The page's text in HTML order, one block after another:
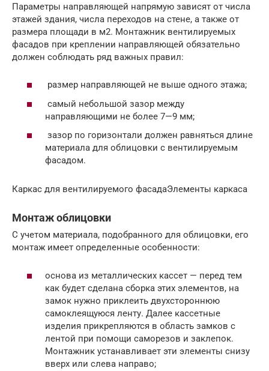
Параметры направляющей напрямую зависят от числа
этажей здания, числа переходов на стене, а также от
размера площади в м2. Монтажник вентилируемых
фасадов при креплении направляющей обязательно
должен соблюдать ряд важных правил:
размер направляющей не выше одного этажа;
самый небольшой зазор между
направляющими не более 7—9 мм;
зазор по горизонтали должен равняться длине
материала для облицовки с вентилируемым
фасадом.
Каркас для вентилируемого фасадаЭлементы каркаса
Монтаж облицовки
С учетом материала, подобранного для облицовки, его
монтаж имеет определенные особенности:
основа из металлических кассет — перед тем
как будет сделана сборка этих элементов, на
замок нужно приклеить двухстороннюю
самоклеящуюся ленту. Далее кассетные
изделия прикрепляются в область замков с
лентой при помощи саморезов и заклепок.
Монтажник устанавливает эти элементы снизу
вверх или слева направо;